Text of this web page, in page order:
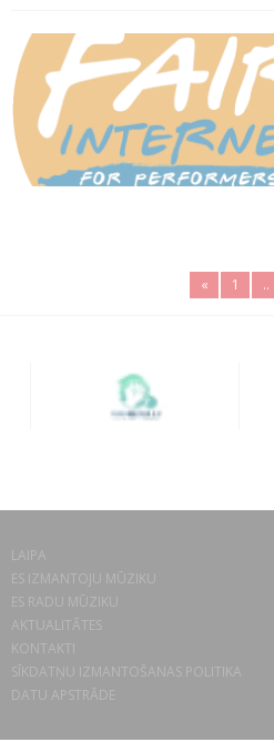
« 1 ..
LAIPA
ES IZMANTOJU MŪZIKU
ES RADU MŪZIKU
AKTUALITĀTES
KONTAKTI
SĪKDATŅU IZMANTOŠANAS POLITIKA
DATU APSTRĀDE